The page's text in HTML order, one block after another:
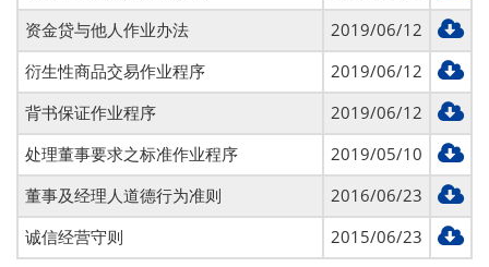
资金贷与他人作业办法
2019/06/12
衍生性商品交易作业程序
2019/06/12
背书保证作业程序
2019/06/12
处理董事要求之标准作业程序
2019/05/10
董事及经理人道德行为准则
2016/06/23
诚信经营守则
2015/06/23